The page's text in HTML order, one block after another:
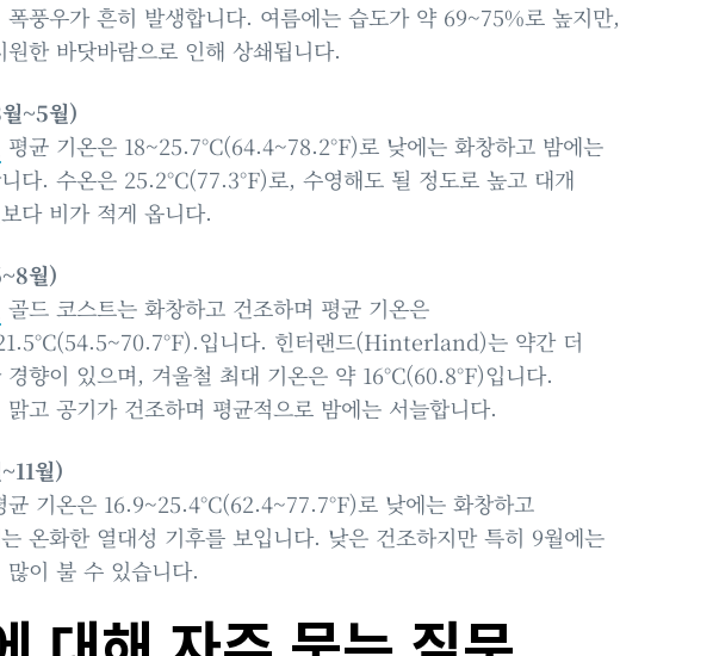
폭풍우가 흔히 발생합니다. 여름에는 습도가 약 69~75%로 높지만,
원한 바닷바람으로 인해 상쇄됩니다.
~5월)
평균 기온은 18~25.7°C(64.4~78.2°F)로 낮에는 화창하고 밤에는
다. 수온은 25.2°C(77.3°F)로, 수영해도 될 정도로 높고 대개
다 비가 적게 옵니다.
월)
골드 코스트는 화창하고 건조하며 평균 기온은
입니다. 힌터랜드(Hinterland)는 약간 더
경향이 있으며, 겨울철 최대 기온은 약 16°C(60.8°F)입니다.
맑고 공기가 건조하며 평균적으로 밤에는 서늘합니다.
월)
균 기온은 16.9~25.4°C(62.4~77.7°F)로 낮에는 화창하고
온화한 열대성 기후를 보입니다. 낮은 건조하지만 특히 9월에는
많이 불 수 있습니다.